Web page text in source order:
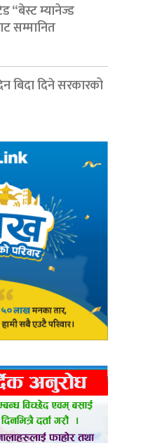
“बेस्ट म्यानेज्ड
सम्मानित
बिदा दिने सरकारको